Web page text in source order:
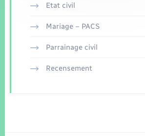
Etat civil
Mariage – PACS
Parrainage civil
Recensement